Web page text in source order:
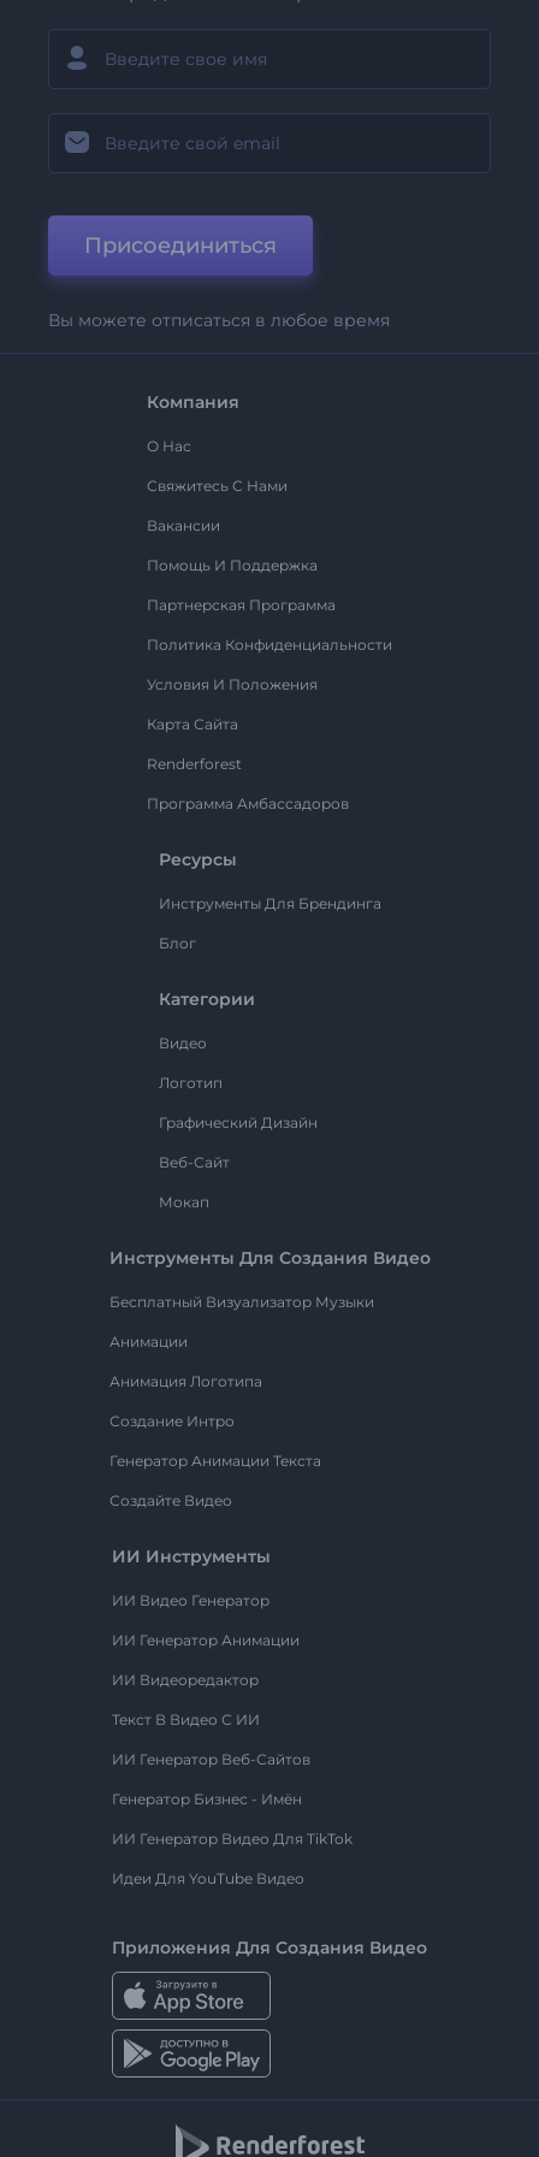
Присоединиться
Вы можете отписаться в любое время
Компания
О Нас
Свяжитесь С Нами
Вакансии
Помощь И Поддержка
Партнерская Программа
Политика Конфиденциальности
Условия И Положения
Карта Сайта
Renderforest
Программа Амбассадоров
Ресурсы
Инструменты Для Брендинга
Блог
Категории
Видео
Логотип
Графический Дизайн
Веб-Сайт
Мокап
Инструменты Для Создания Видео
Бесплатный Визуализатор Музыки
Анимации
Анимация Логотипа
Создание Интро
Генератор Анимации Текста
Создайте Видео
ИИ Инструменты
ИИ Видео Генератор
ИИ Генератор Анимации
ИИ Видеоредактор
Текст В Видео С ИИ
ИИ Генератор Веб-Сайтов
Генератор Бизнес - Имён
ИИ Генератор Видео Для TikTok
Идеи Для YouTube Видео
Приложения Для Создания Видео